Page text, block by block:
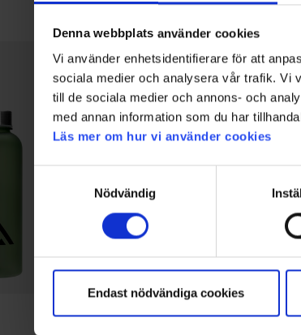
Denna webbplats använder cookies
Vi använder enhetsidentifierare för att
sociala medier och analysera vår trafik. Vi
till de sociala medier och annons- och
med annan information som du har
Läs mer om hur vi använder cookies
Nödvändig
Endast nödvändiga cookies
Bewertung: 4.5 von 5 Sternen
7225